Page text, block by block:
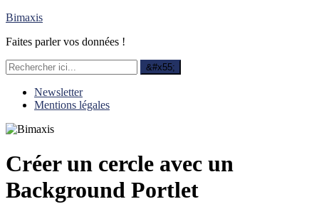
Bimaxis
Faites parler vos données !
Newsletter
Mentions légales
Créer un cercle avec un
Background Portlet